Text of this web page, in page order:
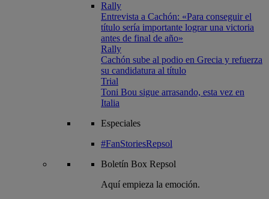
Rally
Entrevista a Cachón: «Para conseguir el
título sería importante lograr una victoria
antes de final de año»
Rally
Cachón sube al podio en Grecia y refuerza
su candidatura al título
Trial
Toni Bou sigue arrasando, esta vez en
Italia
Especiales
#FanStoriesRepsol
Boletín Box Repsol
Aquí empieza la emoción.